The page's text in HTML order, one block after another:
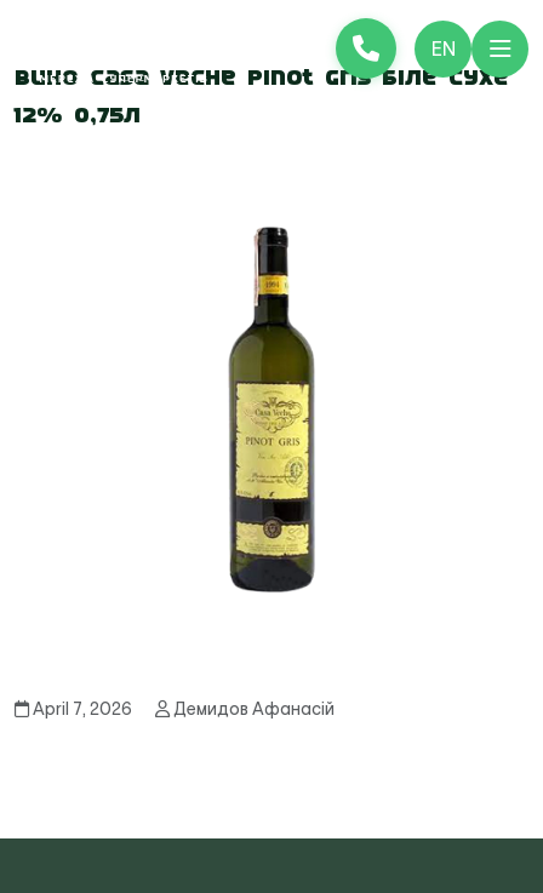
EN
Вино Casa Veche Pinot Gris біле сухе
12% 0,75л
April 7, 2026 Демидов Афанасій